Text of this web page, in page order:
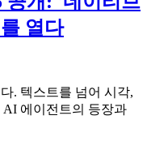
열다
. 텍스트를 넘어 시각,
에이전트의 등장과